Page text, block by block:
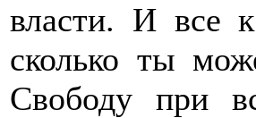
власти. И все
сколько ты
Свободу при